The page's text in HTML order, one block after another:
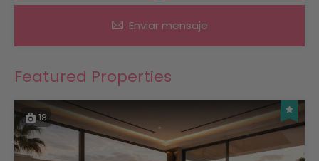
Enviar mensaje
Featured Properties
18